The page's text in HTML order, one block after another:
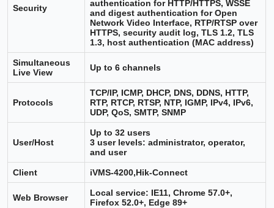
Security
authentication for HTTP/HTTPS, WSSE
and digest authentication for Open
Network Video Interface, RTP/RTSP over
HTTPS, security audit log, TLS 1.2, TLS
1.3, host authentication (MAC address)
Simultaneous
Live View
Up to 6 channels
Protocols
TCP/IP, ICMP, DHCP, DNS, DDNS, HTTP,
RTP, RTCP, RTSP, NTP, IGMP, IPv4, IPv6,
UDP, QoS, SMTP, SNMP
User/Host
Up to 32 users
3 user levels: administrator, operator,
and user
Client iVMS-4200,Hik-Connect
Web Browser
Local service: IE11, Chrome 57.0+,
Firefox 52.0+, Edge 89+